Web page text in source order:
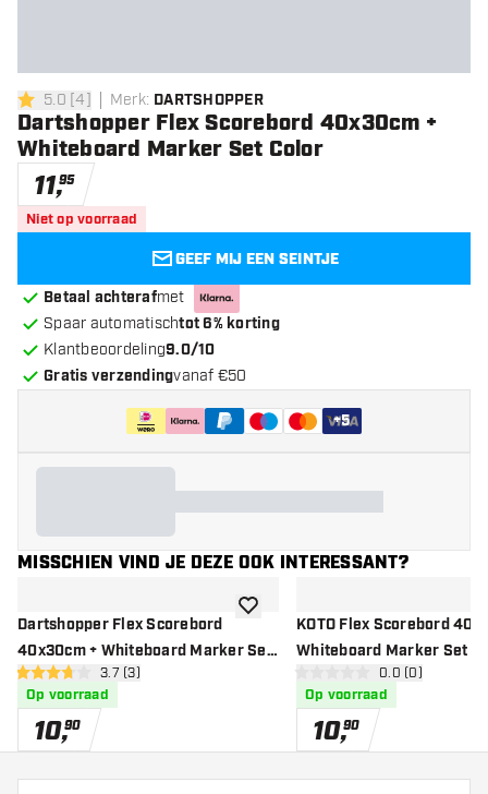
5 score sterren
5.0 [4] Merk: DARTSHOPPER
Dartshopper Flex Scorebord 40x30cm +
Whiteboard Marker Set Color
11,95
Niet op voorraad
GEEF MIJ EEN SEINTJE
Betaal achterafmet
Spaar automatischtot 6% korting
Klantbeoordeling9.0/10
Gratis verzendingvanaf €50
+5
MISSCHIEN VIND JE DEZE OOK INTERESSANT?
Dartshopper Flex Scorebord
40x30cm + Whiteboard Marker Set
Black
open reviews drawer
3.7 score sterren3.7 (3)
Op voorraad
10,90
toevoegen aan verlanglijst
KOTO Flex Scorebord
Whiteboard Marker Set
open reviews
0 score sterren0.0 (0)
Op voorraad
10,90